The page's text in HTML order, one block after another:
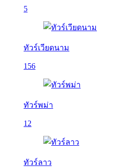
5
ทัวร์เวียดนาม
156
ทัวร์พม่า
12
ทัวร์ลาว